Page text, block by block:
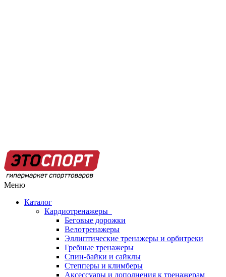
Меню
Каталог
Кардиотренажеры
Беговые дорожки
Велотренажеры
Эллиптические тренажеры и орбитреки
Гребные тренажеры
Спин-байки и сайклы
Степперы и климберы
Аксессуары и дополнения к тренажерам